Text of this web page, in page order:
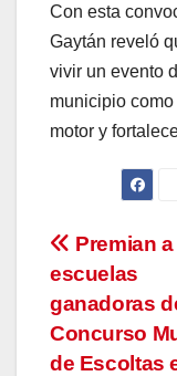
Con esta
Gaytán reveló
vivir un evento
municipio
motor y
de
Premian a
escuelas
ganadoras
Concurso
de Escoltas